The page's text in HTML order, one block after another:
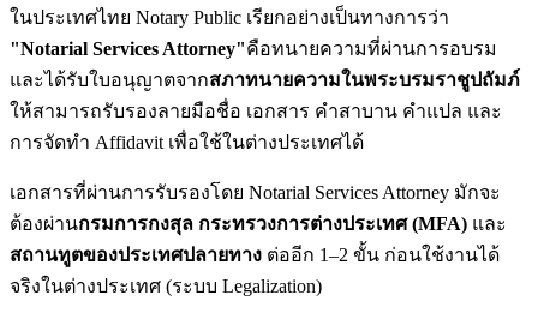
ในประเทศไทย Notary Public เรียกอย่างเป็นทางการว่า
"Notarial Services Attorney"คือทนายความที่ผ่านการอบรม
และได้รับใบอนุญาตจากสภาทนายความในพระบรมราชูปถัมภ์
ให้สามารถรับรองลายมือชื่อ เอกสาร คำสาบาน คำแปล และ
การจัดทำ Affidavit เพื่อใช้ในต่างประเทศได้
เอกสารที่ผ่านการรับรองโดย Notarial Services Attorney มักจะ
ต้องผ่านกรมการกงสุล กระทรวงการต่างประเทศ (MFA) และ
สถานทูตของประเทศปลายทาง ต่ออีก 1–2 ขั้น ก่อนใช้งานได้
จริงในต่างประเทศ (ระบบ Legalization)